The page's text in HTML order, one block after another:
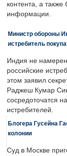
контента, а
информации.
Министр обороны
истребитель
Индия не
российские
этом заявил
Раджеш Кумар
сосредоточатся
истребителей.
Блогера Гусейна
колонии
Суд в Москве